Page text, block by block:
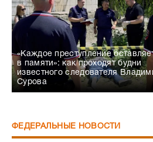
«Каждое преступление
в памяти»: как проходят будни
известного следователя
Сурова
ФЕДЕРАЛЬНЫЕ НОВОСТИ